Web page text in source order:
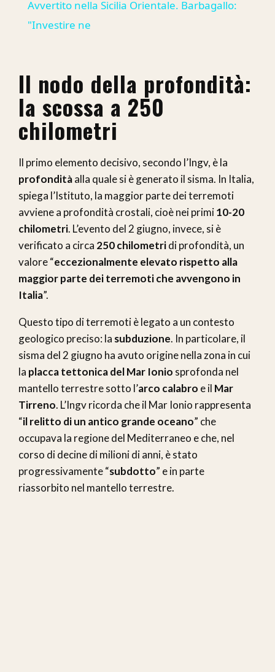
Avvertito nella Sicilia Orientale. Barbagallo:
"Investire ne
Il nodo della profondità:
la scossa a 250
chilometri
Il primo elemento decisivo, secondo l’Ingv, è la
profonditàalla quale si è generato il sisma. In Italia,
spiega l’Istituto, la maggior parte dei terremoti
avviene a profondità crostali, cioè nei primi10-20
chilometri. L’evento del 2 giugno, invece, si è
verificato a circa 250 chilometridi profondità, un
valore “eccezionalmente elevato rispetto alla
maggior parte dei terremoti che avvengono in
Italia”.
Questo tipo di terremoti è legato a un contesto
geologico preciso: la subduzione. In particolare, il
sisma del 2 giugno ha avuto origine nella zona in cui
la placca tettonica del Mar Ionio sprofonda nel
mantello terrestre sotto l’arco calabro e il Mar
Tirreno. L’Ingv ricorda che il Mar Ionio rappresenta
“il relitto di un antico grande oceano” che
occupava la regione del Mediterraneo e che, nel
corso di decine di milioni di anni, è stato
progressivamente “subdotto” e in parte
riassorbito nel mantello terrestre.